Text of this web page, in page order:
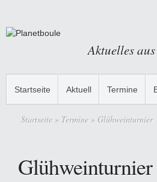
Aktuelles
Startseite Aktuell Termine
Startseite » Termine » Glühweinturnier
Glühweinturnier